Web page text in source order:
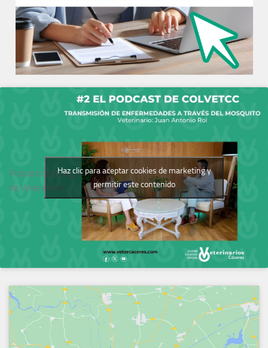
Podcast del Colegio
de Veterinarios
Haz clic para aceptar cookies de marketing y
permitir este contenido